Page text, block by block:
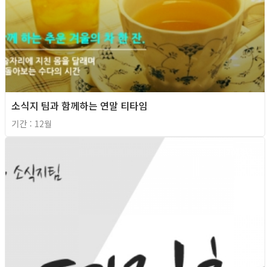
소식지 팀과 함께하는 연말 티타임
기간 : 12월